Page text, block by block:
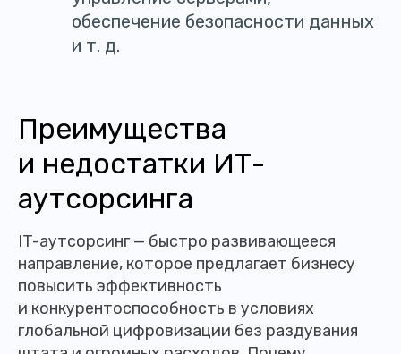
обеспечение безопасности данных
и т. д.
Преимущества
и недостатки ИТ-
аутсорсинга
IT-аутсорсинг — быстро развивающееся
направление, которое предлагает бизнесу
повысить эффективность
и конкурентоспособность в условиях
глобальной цифровизации без раздувания